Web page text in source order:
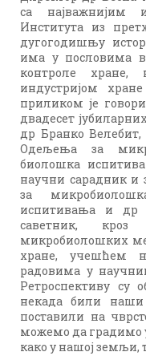
са најважнијим
Института из
дугогодишњу
има у пословима
контроле хране,
индустријом
приликом је
двадесет
др Бранко
Одељења за
биолошка
научни сарадник и
за
испитивања и др
саветник, кроз
микробиолошких
хране, учешћем
радовима у
Ретроспективу су
некада били
поставили на
можемо да градимо
како у нашој земљи,